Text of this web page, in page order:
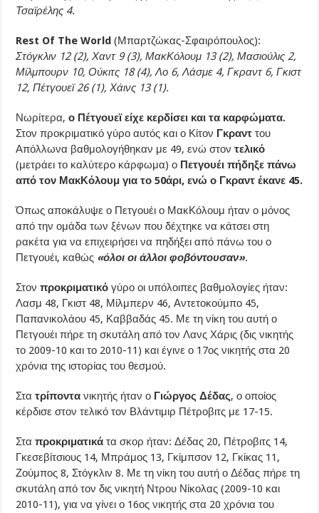
Τσαϊρέλης 4.
Rest Of The World (Μπαρτζώκας-Σφαιρόπουλος):
Στόγκλιν 12 (2), Χαντ 9 (3), ΜακΚόλουμ 13 (2), Μασιούλις 2,
Μίλμπουρν 10, Ούκιτς 18 (4), Λο 6, Λάσμε 4, Γκραντ 6, Γκιστ
12, Πέτγουεϊ 26 (1), Χάινς 13 (1).
Νωρίτερα,ο Πέτγουεϊ είχε κερδίσει και τα καρφώματα.
Στον προκριματικό γύρο αυτός και ο Κίτον Γκρανττου
Απόλλωνα βαθμολογήθηκαν με 49, ενώ στοντελικό
(μετράει το καλύτερο κάρφωμα) ο Πετγουέι πήδηξε πάνω
από τον ΜακΚόλουμ για το 50άρι, ενώ ο Γκραντ έκανε 45.
Όπως αποκάλυψε ο Πετγουέι ο ΜακΚόλουμ ήταν ο μόνος
από την ομάδα των ξένων που δέχτηκε να κάτσει στη
ρακέτα για να επιχειρήσει να πηδήξει από πάνω του ο
Πετγουέι, καθώς «όλοι οι άλλοι φοβόντουσαν».
Στονπροκριματικόγύρο οι υπόλοιπες βαθμολογίες ήταν:
Λασμ 48, Γκιστ 48, Μίλμπερν 46, Αντετοκούμπο 45,
Παπανικολάου 45, Καββαδάς 45. Με τη νίκη του αυτή ο
Πετγουέι πήρε τη σκυτάλη από τον Λανς Χάρις (δις νικητής
το 2009-10 και το 2010-11) και έγινε ο 17ος νικητής στα 20
χρόνια της ιστορίας του θεσμού.
Στατρίποντανικητής ήταν ο Γιώργος Δέδας, ο οποίος
κέρδισε στον τελικό τον Βλάντιμιρ Πέτροβιτς με 17-15.
Σταπροκριματικάτα σκορ ήταν: Δέδας 20, Πέτροβιτς 14,
Γκεσεβίτσιους 14, Μπράμος 13, Γκίμπσον 12, Γκίκας 11,
Ζούμπος 8, Στόγκλιν 8. Με τη νίκη του αυτή ο Δέδας πήρε τη
σκυτάλη από τον δις νικητή Ντρου Νίκολας (2009-10 και
2010-11), για να γίνει ο 16ος νικητής στα 20 χρόνια του